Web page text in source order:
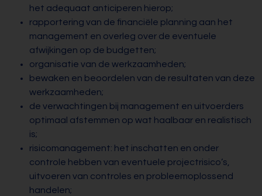
het adequaat anticiperen hierop;
rapportering van de financiële planning aan het
management en overleg over de eventuele
afwijkingen op de budgetten;
organisatie van de werkzaamheden;
bewaken en beoordelen van de resultaten van deze
werkzaamheden;
de verwachtingen bij management en uitvoerders
optimaal afstemmen op wat haalbaar en realistisch
is;
risicomanagement: het inschatten en onder
controle hebben van eventuele projectrisico’s,
uitvoeren van controles en probleemoplossend
handelen;